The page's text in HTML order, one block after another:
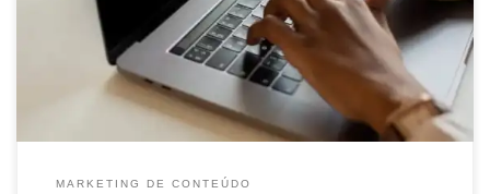
fonte externa, como um anúncio ou e-mail.
MARKETING DE CONTEÚDO